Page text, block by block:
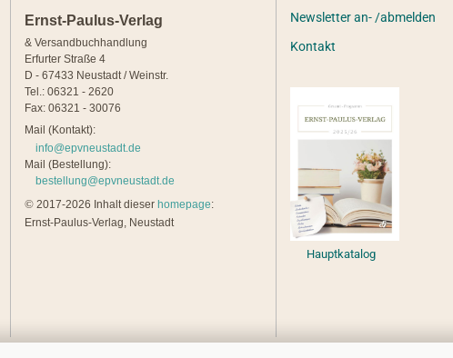
Ernst-Paulus-Verlag
& Versandbuchhandlung
Erfurter Straße 4
D - 67433 Neustadt / Weinstr.
Tel.: 06321 - 2620
Fax: 06321 - 30076
Mail (Kontakt):
info@epvneustadt.de
Mail (Bestellung):
bestellung@epvneustadt.de
© 2017-2026 Inhalt dieser homepage:
Ernst-Paulus-Verlag, Neustadt
Newsletter an- /abmelden
Kontakt
Hauptkatalog